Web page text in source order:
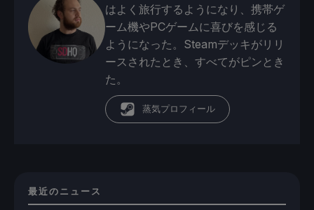
はよく旅行するようになり、携帯ゲ
ーム機やPCゲームに喜びを感じる
ようになった。Steamデッキがリリ
ースされたとき、すべてがピンとき
た。
蒸気プロフィール
最近のニュース